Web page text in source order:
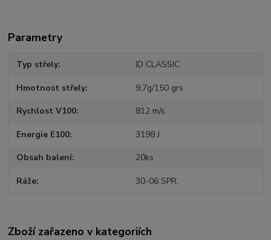
Parametry
Typ střely ID CLASSIC
Hmotnost střely 9,7g/150 grs
Rychlost V100 812 m/s
Energie E100 3198 J
Obsah balení 20ks
Ráže 30-06 SPR.
Zboží zařazeno v kategoriích